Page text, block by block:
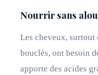
Nourrir sans
Les cheveux, surtout
bouclés, ont besoin
apporte des acides